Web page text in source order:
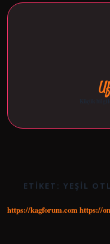
Küçük
ETIKET: YEŞIL
https://kagforum.com https://